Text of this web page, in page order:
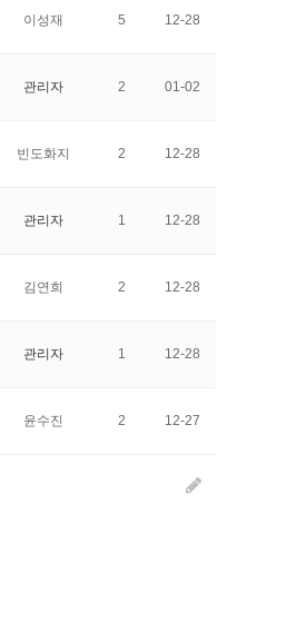
이성재 5 12-28
관리자 2 01-02
빈도화지 2 12-28
관리자 1 12-28
김연희 2 12-28
관리자 1 12-28
윤수진 2 12-27